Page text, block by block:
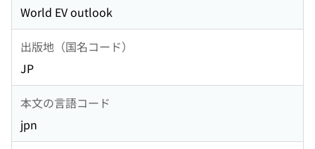
World EV outlook
出版地（国名コード）
JP
本文の言語コード
jpn